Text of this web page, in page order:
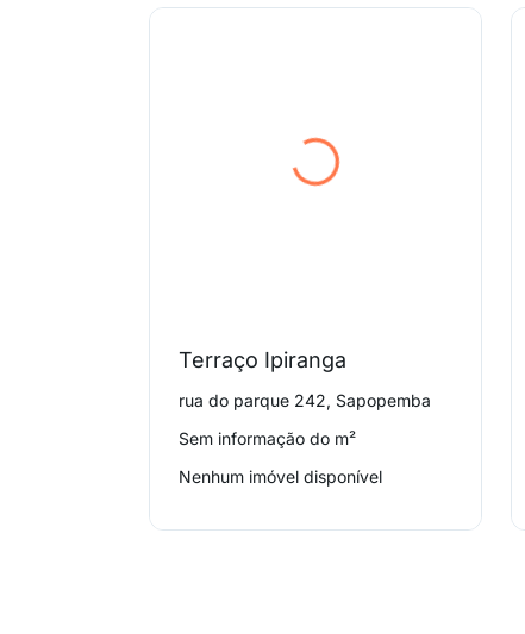
Terraço Ipiranga
rua do parque 242, Sapopemba
Sem informação do m²
Nenhum imóvel disponível